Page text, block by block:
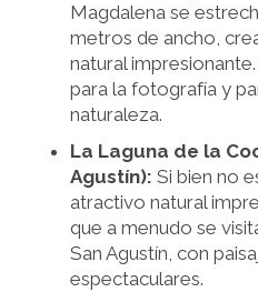
Magdalena se
metros de ancho,
natural
para la fotografía y
naturaleza.
La Laguna de la
Agustín): Si bien no
atractivo natural
que a menudo se
San Agustín, con
espectaculares.